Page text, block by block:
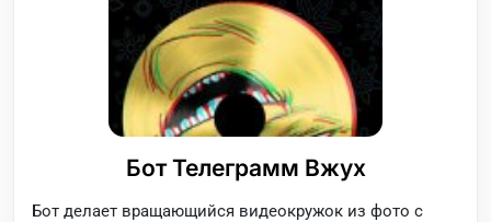
Бот Телеграмм Вжух
Бот делает вращающийся видеокружок из фото с